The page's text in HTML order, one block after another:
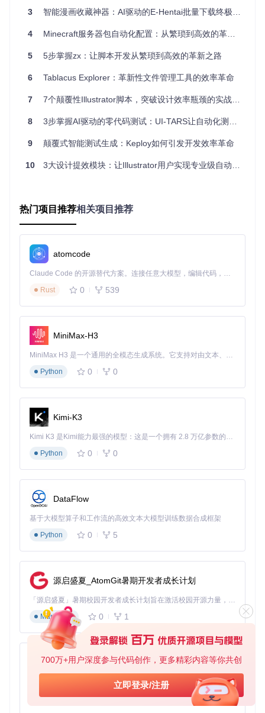
700万+用户深度参与代码创作，更多精彩内容等你共创
立即登录/注册
问题。以下是三个典型案例，展示zx如何在不同场景下发挥作
1. 多环境一致性保障
解决什么问题：开发团队中不同成员使用不同操作系统，导致
测系统环境并安装所需依赖。
#! /usr/ bin/env zx
// 检查并安装依赖
const os = await $ `uname -s`.then (res => res.stdout
if (os === 'Darwin' ) {
// macOS系统
await $`brew install node python3`;
  }
else
// Linux系统
await
  }
else if (os.startsWith('MINGW') || os.startsWith
// Windows系统 (Git Bash环境)
  }
// 验证安装结果
await
Promise.all
`node -v`
,
`python3 -V`
  ]);
await
2. 多项目批量操作
解决什么问题
：需要同时管理多个微服务项目，每个项目都有
独立的构建和部署流程，手动操作耗时且容易出错。
实现方案
行相应命令。
// 批量处理多个项目
async function batchProcessProjects() {
const
const results = [];
for (const project of projects) {
console. log(`开始处理项目:
try {
// 进入项目目录
cd( `../${project}`);
`git pull origin main`
3 智能漫画收藏神器：AI驱动的E-Hentai批量下载终极指南
4 Minecraft服务器包自动化配置：从繁琐到高效的革命性工具
5 5步掌握zx：让脚本开发从繁琐到高效的革新之路
6 Tablacus Explorer：革新性文件管理工具的效率革命
7 7个颠覆性Illustrator脚本，突破设计效率瓶颈的实战指南
8 3步掌握AI驱动的零代码测试：UI-TARS让自动化测试效率提升40%
9 颠覆式智能测试生成：Keploy如何引发开发效率革命
10 3大设计提效模块：让Illustrator用户实现专业级自动化设计
热门项目推荐相关项目推荐
atomcode
Claude Code 的开源替代方案。连接任意大模型，编辑代码，运行命令，自动验证 — 全自动执行。用 Rust 构建，极致性能。 ｜ An open-source alternative to Claude Code. Connect any LLM, edit code, run commands, and verify changes — autonomously. Built in Rust for speed. Get Started
Rust
0 539
MiniMax-H3
MiniMax H3 是一个通用的全模态生成系统。它支持对由文本、图像、视频和音频组成的多模态上下文进行统一理解，并能生成分辨率高达 2K、时长可达 15 秒的带原生立体声音频的视频。得益于面向任务泛化的系统设计，H3 在预训练阶段就已具备广泛的多模态上下文理解与生成能力，能够出色地执行复杂的多模态指令。
Python
0 0
Kimi-K3
Kimi K3 是Kimi能力最强的模型：这是一个拥有 2.8 万亿参数的混合专家（MoE）模型，具备原生视觉理解能力，并支持 100 万 token 的上下文窗口。
Python
0 0
DataFlow
基于大模型算子和工作流的高效文本大模型训练数据合成框架
Python
0 5
源启盛夏_AtomGit暑期开发者成长计划
「源启盛夏」暑期校园开发者成长计划旨在激活校园开源力量，通过积分激励、认证扶持、资源倾斜等形式，引导高校组织和开发者完成「入驻 — 建项目 — 做贡献 — 获认证 — 得资源」的完整闭环。无论你是想带领社团入驻平台的组织者，还是希望用代码贡献证明自己的开发者，都能在这里找到属于你的成长路径。
Markdown
0 1
py-xiaozhi
基于Python的Xiaozhi AI，适用于想要完整Xiaozhi体验而无需拥有专用硬件的用户。
Python
0 1